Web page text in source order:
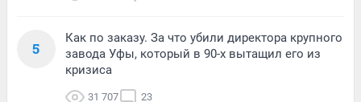
5
Как по заказу. За что убили директора крупного
завода Уфы, который в 90-х вытащил его из
кризиса
31 707 23